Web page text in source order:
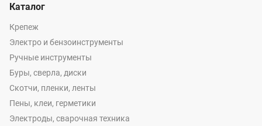
Каталог
Крепеж
Электро и бензоинструменты
Ручные инструменты
Буры, сверла, диски
Скотчи, пленки, ленты
Пены, клеи, герметики
Электроды, сварочная техника